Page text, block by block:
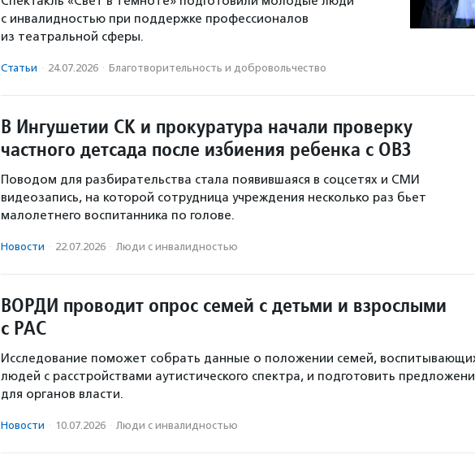
с инвалидностью при поддержке профессионалов
из театральной сферы.
Статьи · 24.07.2026 · Благотвори­тель­ность и доброволь­чест­во
В Ингушетии СК и прокуратура начали проверку
частного детсада после избиения ребенка с ОВЗ
Поводом для разбирательства стала появившаяся в соцсетях и СМИ
видеозапись, на которой сотрудница учреждения несколько раз бьет
малолетнего воспитанника по голове.
Новости · 22.07.2026 · Люди с инвалидностью
ВОРДИ проводит опрос семей с детьми и взрослыми
с РАС
Исследование поможет собрать данные о положении семей,
людей с расстройствами аутистического спектра, и подготовить
для органов власти.
Новости · 10.07.2026 · Люди с инвалидностью